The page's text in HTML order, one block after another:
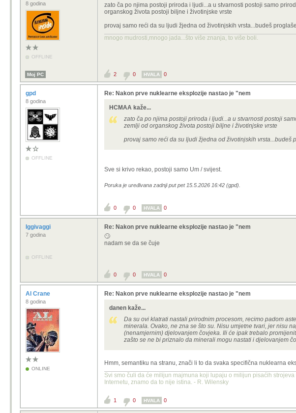
8 godina
OFFLINE
zato ča po njima postoji priroda i ljudi...a u stvarnosti postoji samo
organskog života postoji biljne i životinjske vrste
provaj samo reći da su ljudi žjedna od životinjskih vrsta...budeš
mnogo mudrosti,mnogo jada...što više znanja, to više boli.
Moj PC 2 0 HVALA 0
gpd
8 godina
OFFLINE
Re: Nakon prve nuklearne eksplozije nastao je "nem
HCMAA kaže...
zato ča po njima postoji priroda i ljudi...a u stvarnosti postoji
zemlji od organskog života postoji biljne i životinjske vrste
provaj samo reći da su ljudi žjedna od životinjskih
Sve si krivo rekao, postoji samo Um / svijest.
Poruka je uređivana zadnji put pet 15.5.2026 16:42 (gpd).
0 0 HVALA 0
Iggivaggi
7 godina
OFFLINE
Re: Nakon prve nuklearne eksplozije nastao je "nem
🙄
nadam se da se čuje
0 0 HVALA 0
Al Crane
8 godina
ONLINE
Re: Nakon prve nuklearne eksplozije nastao je "nem
danen kaže...
Da su ovi klatrati nastali prirodnim procesom, recimo padom
minerala. Ovako, ne zna se što su. Nisu umjetne tvari, jer nisu
(nenamjernim) djelovanjem čovjeka. Ili će ipak trebalo
zašto se ne bi priznalo da minerali mogu nastati i djelovanjem
Hmm, semantiku na stranu, znači li to da svaka specifična nuklearna
Svi smo čuli da će milijun majmuna koji lupaju o milijun pisaćih
Internetu, znamo da to nije istina. - R. Wilensky
1 0 HVALA 0